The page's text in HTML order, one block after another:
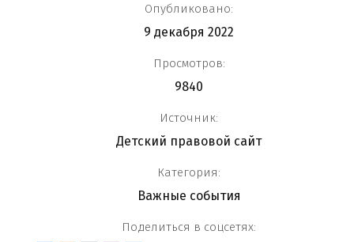
Опубликовано:
9 декабря 2022
Просмотров:
9840
Источник:
Детский правовой сайт
Категория:
Важные события
Поделиться в соцсетях: